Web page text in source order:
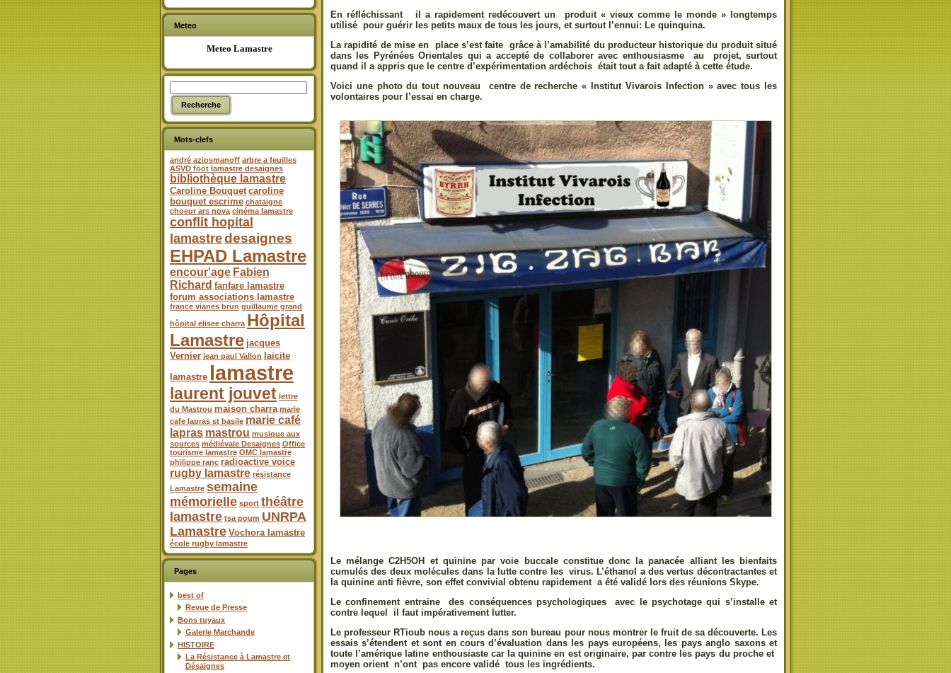
Meteo
Meteo Lamastre
Mots-clefs
andré aziosmanoff arbre a feuilles
ASVD foot lamastre desaignes
bibliothèque lamastre
Caroline Bouquet caroline
bouquet escrime chataigne
choeur ars nova cinéma lamastre
conflit hopital
lamastredesaignes
EHPAD Lamastre
encour'age Fabien
Richard fanfare lamastre
forum associations lamastre
france vianes brun guillaume grand
hôpital elisee charra Hôpital
Lamastre jacques
Vernier jean paul Vallon
laicite
lamastre lamastre
laurent jouvet lettre
du Mastrou maison charra marie
cafe lapras st basile marie café
lapras mastrou musique aux
sources médiévale Desaignes Office
tourisme lamastre OMC lamastre
philippe ranc radioactive voice
rugby lamastre résistance
Lamastre semaine
mémorielle sport théâtre
lamastre tsa poum UNRPA
Lamastre Vochora lamastre
école rugby lamastre
Pages
best of
Revue de Presse
Bons tuyaux
Galerie Marchande
HISTOIRE
La Résistance à Lamastre et
Désaignes
En réfléchissant il a rapidement redécouvert un produit « vieux comme le monde » longtemps
utilisé pour guérir les petits maux de tous les jours, et surtout l’ennui: Le quinquina.
La rapidité de mise en place s’est faite grâce à l’amabilité du producteur historique du produit situé
dans les Pyrénées Orientales qui a accepté de collaborer avec enthousiasme au projet, surtout
quand il a appris que le centre d’expérimentation ardéchois était tout a fait adapté à cette étude.
Voici une photo du tout nouveau centre de recherche « Institut Vivarois Infection » avec tous les
volontaires pour l’essai en charge.
Le mélange C2H5OH et quinine par voie buccale constitue donc la panacée alliant les bienfaits
cumulés des deux molécules dans la lutte contre les virus. L’éthanol a des vertus décontractantes et
la quinine anti fièvre, son effet convivial obtenu rapidement a été validé lors des réunions Skype.
Le confinement entraine des conséquences psychologiques avec le psychotage qui s’installe et
contre lequel il faut impérativement lutter.
Le professeur RTioub nous a reçus dans son bureau pour nous montrer le fruit de sa découverte. Les
essais s’étendent et sont en cours d’évaluation dans les pays européens, les pays anglo saxons et
toute l’amérique latine enthousiaste car la quinine en est originaire, par contre les pays du proche et
moyen orient n’ont pas encore validé tous les ingrédients.